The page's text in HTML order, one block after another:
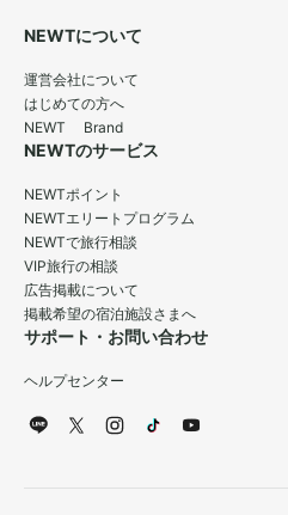
NEWTについて
運営会社について
はじめての方へ
NEWT Brand
NEWTのサービス
NEWTポイント
NEWTエリートプログラム
NEWTで旅行相談
VIP旅行の相談
広告掲載について
掲載希望の宿泊施設さまへ
サポート・お問い合わせ
ヘルプセンター